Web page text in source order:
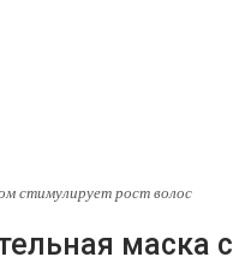
стимулирует рост волос
маска с